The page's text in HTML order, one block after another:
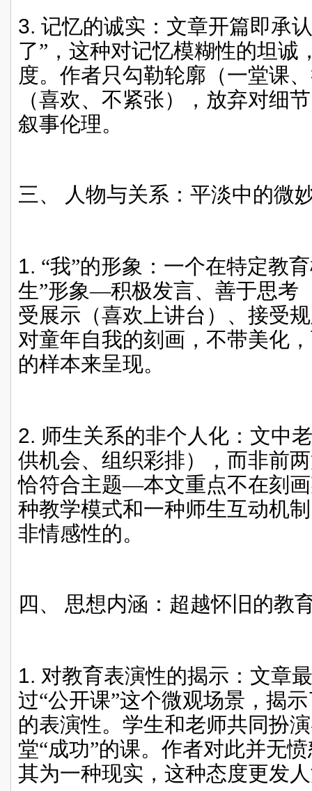
3. 记忆的诚实：文章开篇即承
了”，这种对记忆模糊性的坦诚
度。作者只勾勒轮廓（一堂课
（喜欢、不紧张），放弃对细
叙事伦理。
三、 人物与关系：平淡中的微
1. “我”的形象：一个在特定教
生”形象—积极发言、善于思考
受展示（喜欢上讲台）、接受
对童年自我的刻画，不带美化
的样本来呈现。
2. 师生关系的非个人化：文中
供机会、组织彩排），而非前
恰符合主题—本文重点不在刻
种教学模式和一种师生互动机
非情感性的。
四、 思想内涵：超越怀旧的教
1. 对教育表演性的揭示：文章
过“公开课”这个微观场景，揭
的表演性。学生和老师共同扮
堂“成功”的课。作者对此并无
其为一种现实，这种态度更发